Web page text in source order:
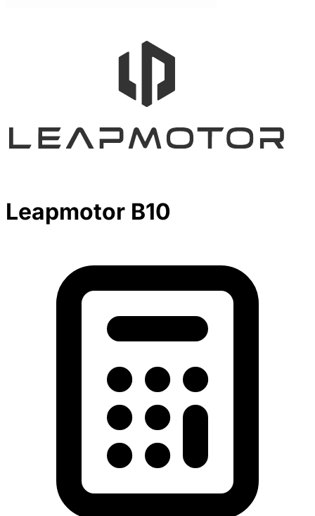
Leapmotor B10